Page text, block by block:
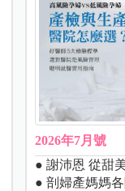
2026年7月號
● 謝沛恩 從甜
● 剖婦產媽媽